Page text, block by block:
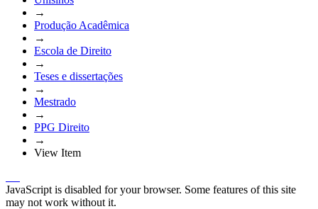
→
Produção Acadêmica
→
Escola de Direito
→
Teses e dissertações
→
Mestrado
→
PPG Direito
→
View Item
JavaScript is disabled for your browser. Some features of this site
may not work without it.